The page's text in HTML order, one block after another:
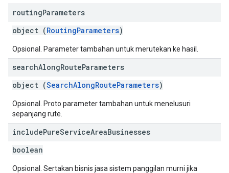
routingParameters
object (RoutingParameters)
Opsional. Parameter tambahan untuk merutekan ke hasil.
searchAlongRouteParameters
object (SearchAlongRouteParameters)
Opsional. Proto parameter tambahan untuk menelusuri
sepanjang rute.
includePureServiceAreaBusinesses
boolean
Opsional. Sertakan bisnis jasa sistem panggilan murni jika